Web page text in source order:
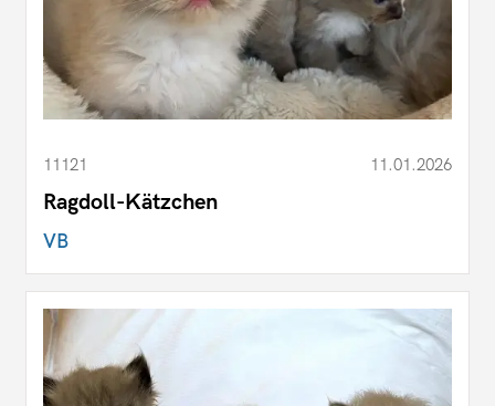
11121 11.01.2026
Ragdoll-Kätzchen
VB